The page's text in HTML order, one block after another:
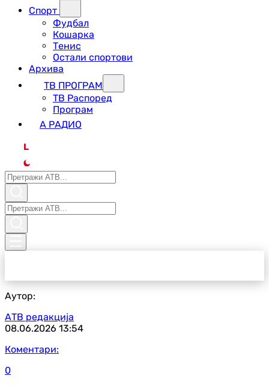
Спорт
Фудбал
Кошарка
Тенис
Остали спортови
Архива
ТВ ПРОГРАМ
ТВ Распоред
Програм
А РАДИО
L
Аутор:
АТВ редакција
08.06.2026 13:54
Коментари:
0